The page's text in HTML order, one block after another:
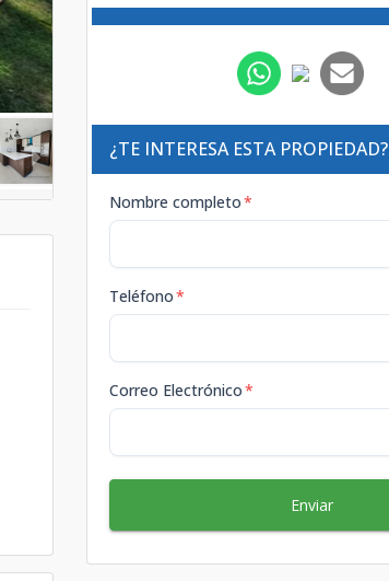
¿TE INTERESA ESTA PROPIEDAD?
Nombre completo*
Teléfono*
Correo Electrónico*
Enviar